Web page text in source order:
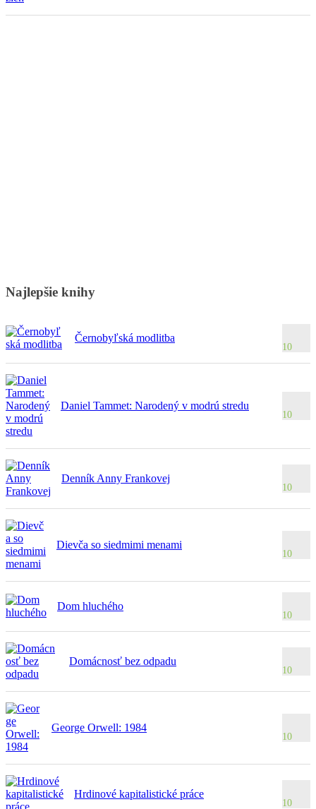
Najlepšie knihy
Černobyľská modlitba
10
Daniel Tammet: Narodený v modrú stredu
10
Denník Anny Frankovej
10
Dievča so siedmimi menami
10
Dom hluchého
10
Domácnosť bez odpadu
10
George Orwell: 1984
10
Hrdinové kapitalistické práce
10